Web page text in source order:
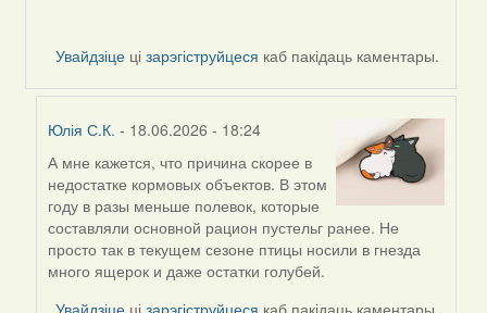
Увайдзіце цізарэгіструйцеся каб пакідаць каментары.
Юлія С.К. - 18.06.2026 - 18:24
In
reply
to
by
Alla
V
А мне кажется, что причина скорее в
недостатке кормовых объектов. В этом
году в разы меньше полевок, которые
составляли основной рацион пустельг ранее. Не
просто так в текущем сезоне птицы носили в гнезда
много ящерок и даже остатки голубей.
Увайдзіце цізарэгіструйцеся каб пакідаць каментары.